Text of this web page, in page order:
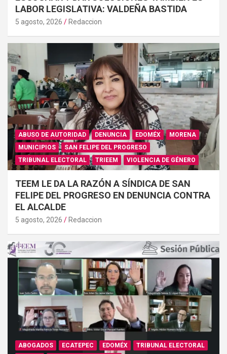
LABOR LEGISLATIVA: VALDEÑA BASTIDA
5 agosto, 2026 Redaccion
ABUSO DE AUTORIDAD DENUNCIA EDOMÉX
MORENA
MUNICIPIOS
SAN FELIPE DEL PROGRESO
TRIBUNAL ELECTORAL
TRIEEM VIOLENCIA DE GÉNERO
TEEM LE DA LA RAZÓN A SÍNDICA DE SAN
FELIPE DEL PROGRESO EN DENUNCIA CONTRA
EL ALCALDE
5 agosto, 2026 Redaccion
ABOGADOS ECATEPEC EDOMÉX
TRIBUNAL ELECTORAL